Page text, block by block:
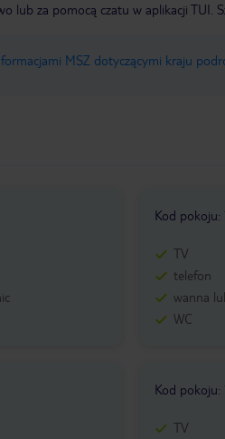
lub za pomocą czatu w aplikacji TUI.
MSZ dotyczącymi kraju
Kod pokoju:
TV
telefon
wanna
WC
Kod pokoju:
TV